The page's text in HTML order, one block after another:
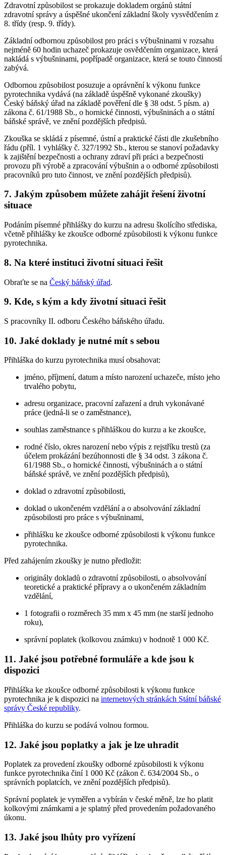
Zdravotní způsobilost se prokazuje dokladem orgánů státní
zdravotní správy a úspěšné ukončení základní školy vysvědčením z
8. třídy (resp. 9. třídy).
Základní odbornou způsobilost pro práci s výbušninami v rozsahu
nejméně 60 hodin uchazeč prokazuje osvědčením organizace, která
nakládá s výbušninami, popřípadě organizace, která se touto činností
zabývá.
Odbornou způsobilost posuzuje a oprávnění k výkonu funkce
pyrotechnika vydává (na základě úspěšně vykonané zkoušky)
Český báňský úřad na základě pověření dle § 38 odst. 5 písm. a)
zákona č. 61/1988 Sb., o hornické činnosti, výbušninách a o státní
báňské správě, ve znění pozdějších předpisů.
Zkouška se skládá z písemné, ústní a praktické části dle zkušebního
řádu (příl. 1 vyhlášky č. 327/1992 Sb., kterou se stanoví požadavky
k zajištění bezpečnosti a ochrany zdraví při práci a bezpečnosti
provozu při výrobě a zpracování výbušnin a o odborné způsobilosti
pracovníků pro tuto činnost, ve znění pozdějších předpisů).
7. Jakým způsobem můžete zahájit řešení životní
situace
Podáním písemné přihlášky do kurzu na adresu školícího střediska,
včetně přihlášky ke zkoušce odborné způsobilosti k výkonu funkce
pyrotechnika.
8. Na které instituci životní situaci řešit
Obraťte se na Český báňský úřad.
9. Kde, s kým a kdy životní situaci řešit
S pracovníky II. odboru Českého báňského úřadu.
10. Jaké doklady je nutné mít s sebou
Přihláška do kurzu pyrotechnika musí obsahovat:
jméno, příjmení, datum a místo narození uchazeče, místo jeho
trvalého pobytu,
adresu organizace, pracovní zařazení a druh vykonávané
práce (jedná-li se o zaměstnance),
souhlas zaměstnance s přihláškou do kurzu a ke zkoušce,
rodné číslo, okres narození nebo výpis z rejstříku trestů (za
účelem prokázání bezúhonnosti dle § 34 odst. 3 zákona č.
61/1988 Sb., o hornické činnosti, výbušninách a o státní
báňské správě, ve znění pozdějších předpisů),
doklad o zdravotní způsobilosti,
doklad o ukončeném vzdělání a o absolvování základní
způsobilosti pro práce s výbušninami,
přihlášku ke zkoušce odborné způsobilosti k výkonu funkce
pyrotechnika.
Před zahájením zkoušky je nutno předložit:
originály dokladů o zdravotní způsobilosti, o absolvování
teoretické a praktické přípravy a o ukončeném základním
vzdělání,
1 fotografii o rozměrech 35 mm x 45 mm (ne starší jednoho
roku),
správní poplatek (kolkovou známku) v hodnotě 1 000 Kč.
11. Jaké jsou potřebné formuláře a kde jsou k
dispozici
Přihláška ke zkoušce odborné způsobilosti k výkonu funkce
pyrotechnika je k dispozici na internetových stránkách Státní báňské
správy České republiky.
Přihláška do kurzu se podává volnou formou.
12. Jaké jsou poplatky a jak je lze uhradit
Poplatek za provedení zkoušky odborné způsobilosti k výkonu
funkce pyrotechnika činí 1 000 Kč (zákon č. 634/2004 Sb., o
správních poplatcích, ve znění pozdějších předpisů).
Správní poplatek je vyměřen a vybírán v české měně, lze ho platit
kolkovými známkami a je splatný před provedením požadovaného
úkonu.
13. Jaké jsou lhůty pro vyřízení